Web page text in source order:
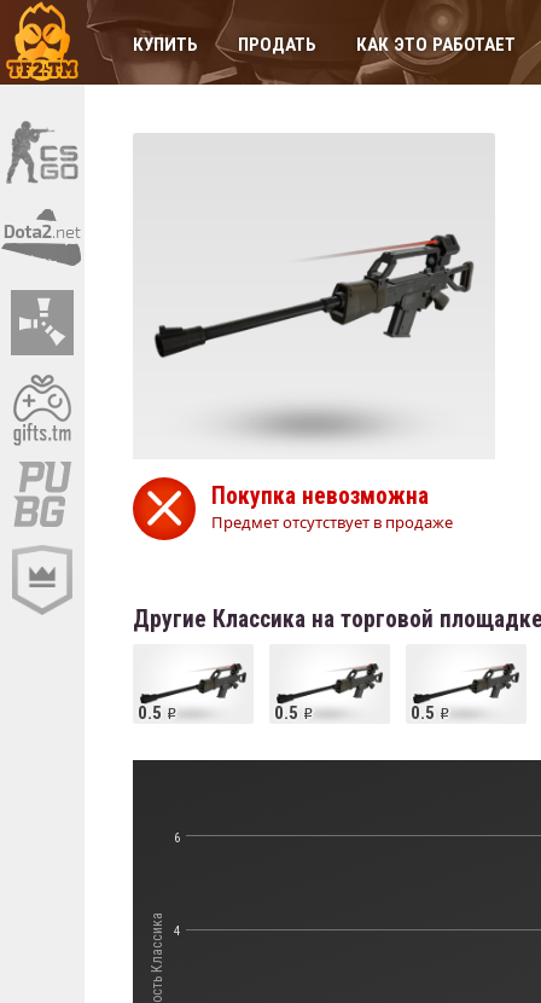
КУПИТЬ ПРОДАТЬ КАК ЭТО РАБОТАЕТ
Покупка невозможна
Предмет отсутствует в продаже
Другие Классика на торговой
0.5 0.5 0.5
Стоимость Классика 4
6